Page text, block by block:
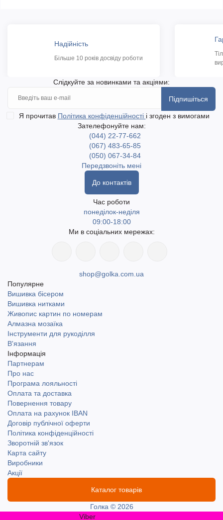
Надійність
Більше 10 років досвіду роботи
Слідкуйте за новинками та акціями:
Підпишіться
Я прочитав Політика конфіденційності і згоден з вимогами
Зателефонуйте нам:
(044) 22-77-662
(067) 483-65-85
(050) 067-34-84
Передзвоніть мені
До контактів
Час роботи
понеділок-неділя
09:00-18:00
Ми в соціальних мережах:
shop@golka.com.ua
Популярне
Вишивка бісером
Вишивка нитками
Живопис картин по номерам
Алмазна мозаїка
Інструменти для рукоділля
В'язання
Інформація
Партнерам
Про нас
Програма лояльності
Оплата та доставка
Повернення товару
Оплата на рахунок IBAN
Договір публічної оферти
Політика конфіденційності
Зворотній зв'язок
Карта сайту
Виробники
Акції
Каталог товарів
Голка © 2026
Viber